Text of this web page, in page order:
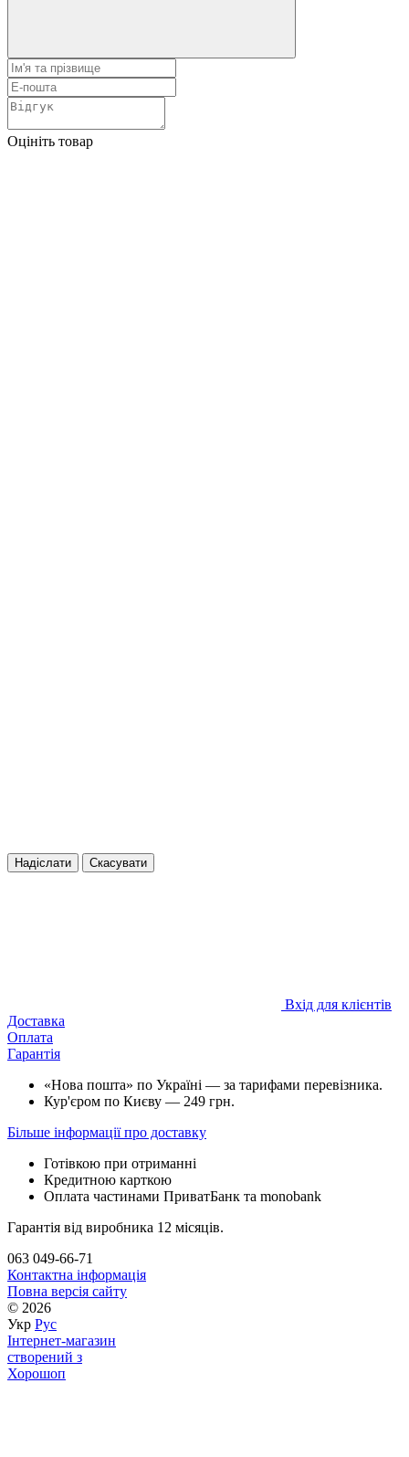
Оцініть товар
Надіслати Скасувати
Вхід для клієнтів
Доставка
Оплата
Гарантія
«Нова пошта» по Україні — за тарифами перевізника.
Кур'єром по Києву — 249 грн.
Більше інформації про доставку
Готівкою при отриманні
Кредитною карткою
Оплата частинами ПриватБанк та monobank
Гарантія від виробника 12 місяців.
063 049-66-71
Контактна інформація
Повна версія сайту
© 2026
Укр Рус
Інтернет-магазин
створений з
Хорошоп